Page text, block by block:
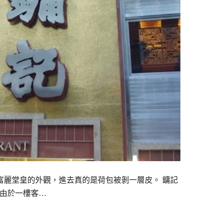
堂皇的外觀，進去真的是荷包被剝一層皮。 鏞記
由於一樓客…